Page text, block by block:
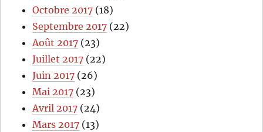
Octobre 2017 (18)
Septembre 2017 (22)
Août 2017 (23)
Juillet 2017 (22)
Juin 2017 (26)
Mai 2017 (23)
Avril 2017 (24)
Mars 2017 (13)